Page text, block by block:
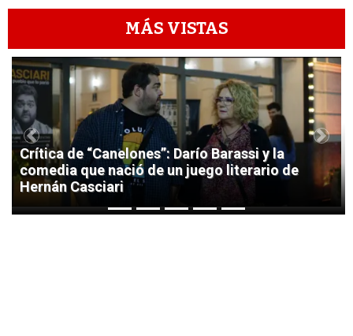
MÁS VISTAS
1
Crítica de “Canelones”: Darío Barassi y la
comedia que nació de un juego literario de
Hernán Casciari
Previous Next